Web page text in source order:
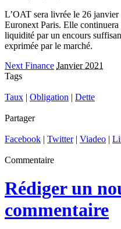
L’OAT sera livrée le 26
Euronext Paris. Elle continuera
liquidité par un encours
exprimée par le marché.
Next Finance Janvier 2021
Tags
Taux | Obligation | Dette
Partager
Facebook | Twitter| Viadeo |
Commentaire
Rédiger un
commentaire